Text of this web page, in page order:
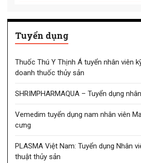
Tuyển dụng
Thuốc Thú Y Thịnh Á tuyển nhân viên
doanh thuốc thủy sản
SHRIMPHARMAQUA – Tuyển dụng
Vemedim tuyển dụng nam nhân viên
cưng
PLASMA Việt Nam: Tuyển dụng Nhân
thuật thủy sản